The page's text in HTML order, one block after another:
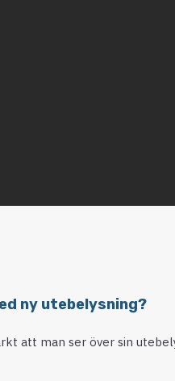
ny utebelysning?
att man ser över sin